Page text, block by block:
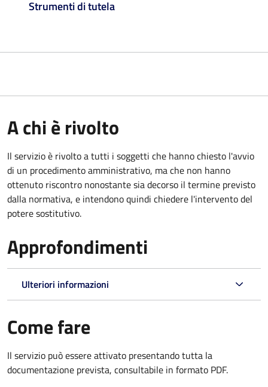
Strumenti di tutela
A chi è rivolto
Il servizio è rivolto a tutti i soggetti che hanno chiesto l'avvio
di un procedimento amministrativo, ma che non hanno
ottenuto riscontro nonostante sia decorso il termine previsto
dalla normativa, e intendono quindi chiedere l'intervento del
potere sostitutivo.
Approfondimenti
Ulteriori informazioni
Come fare
Il servizio può essere attivato presentando tutta la
documentazione prevista, consultabile in formato PDF.